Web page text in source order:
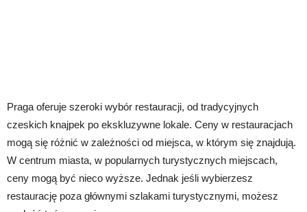
Praga oferuje szeroki wybór restauracji, od tradycyjnych
czeskich knajpek po ekskluzywne lokale. Ceny w restauracjach
mogą się różnić w zależności od miejsca, w którym się znajdują.
W centrum miasta, w popularnych turystycznych miejscach,
ceny mogą być nieco wyższe. Jednak jeśli wybierzesz
restaurację poza głównymi szlakami turystycznymi, możesz